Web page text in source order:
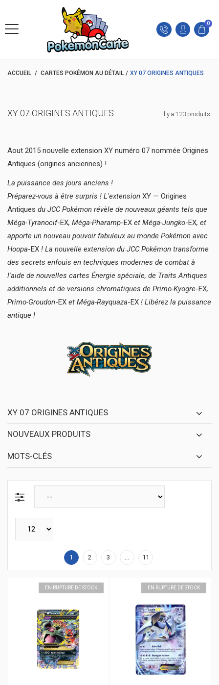
0
ACCUEIL / CARTES POKÉMON AU DÉTAIL / XY 07 ORIGINES ANTIQUES
XY 07 ORIGINES ANTIQUES Il y a 123 produits.
Aout 2015 nouvelle extension XY numéro 07 nommée Origines
Antiques (origines anciennes) !
La puissance des jours anciens !
Préparez-vous à être surpris ! L'extension XY — Origines
Antiques du JCC Pokémon révèle de nouveaux géants tels que
Méga-Tyranocif-EX, Méga-Pharamp-EX et Méga-Jungko-EX, et
apporte un nouveau pouvoir fabuleux au monde Pokémon avec
Hoopa-EX ! La nouvelle extension du JCC Pokémon transforme
des secrets enfouis en techniques modernes de combat à
l'aide de nouvelles cartes Énergie spéciale, de Traits Antiques
additionnels et de versions chromatiques de Primo-Kyogre-EX,
Primo-Groudon-EX et Méga-Rayquaza-EX ! Libérez la puissance
antique !
XY 07 ORIGINES ANTIQUES
NOUVEAUX PRODUITS
MOTS-CLÉS
1 2 3 ... 11
EN RUPTURE DE STOCK EN RUPTURE DE STOCK